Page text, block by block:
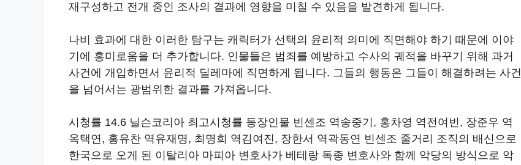
재구성하고 전개 중인 조사의 결과에 영향을 미칠 수 있음을 발견하게 됩니다.
나비 효과에 대한 이러한 탐구는 캐릭터가 선택의 윤리적 의미에 직면해야 하기 때문에 이야
기에 흥미로움을 더 추가합니다. 인물들은 범죄를 예방하고 수사의 궤적을 바꾸기 위해 과거
사건에 개입하면서 윤리적 딜레마에 직면하게 됩니다. 그들의 행동은 그들이 해결하려는 사건
을 넘어서는 광범위한 결과를 가져옵니다.
시청률 14.6 닐슨코리아 최고시청률 등장인물 빈센조 역송중기, 홍차영 역전여빈, 장준우 역
옥택연, 홍유찬 역유재명, 최명희 역김여진, 장한서 역곽동연 빈센조 줄거리 조직의 배신으로
한국으로 오게 된 이탈리아 마피아 변호사가 베테랑 독종 변호사와 함께 악당의 방식으로 악